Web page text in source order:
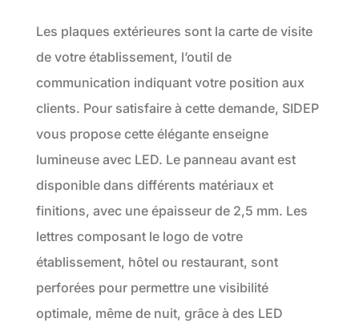
Les plaques extérieures sont la carte de visite
de votre établissement, l’outil de
communication indiquant votre position aux
clients. Pour satisfaire à cette demande, SIDEP
vous propose cette élégante enseigne
lumineuse avec LED. Le panneau avant est
disponible dans différents matériaux et
finitions, avec une épaisseur de 2,5 mm. Les
lettres composant le logo de votre
établissement, hôtel ou restaurant, sont
perforées pour permettre une visibilité
optimale, même de nuit, grâce à des LED